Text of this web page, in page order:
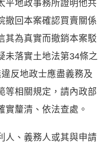
平地政事務所證明他共
撤回本案確認買賣關係
其為真實而撤銷本案駁
未落實土地法第34條之
反地政士應盡義務及
等相關規定，請內政部
實釐清、依法查處。
人、義務人或其與申請